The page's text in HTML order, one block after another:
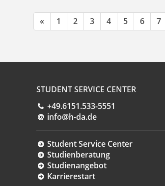
« 1 2 3 4 5 6 7
STUDENT SERVICE CENTER
+49.6151.533-5551
info@h-da.de
Student Service Center
Studienberatung
Studienangebot
Karrierestart